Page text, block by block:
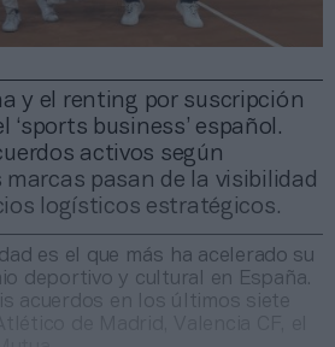
y el renting por suscripción
‘sports business’ español.
activos según
marcas pasan de la visibilidad
logísticos estratégicos.
es el que más ha acelerado su
deportivo y cultural en España.
acuerdos en los últimos siete